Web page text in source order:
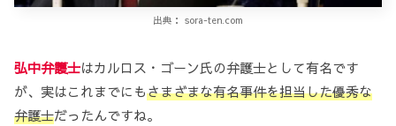
出典： sora-ten.com
弘中弁護士はカルロス・ゴーン氏の弁護士として有名です
が、実はこれまでにもさまざまな有名事件を担当した優秀な
弁護士だったんですね。